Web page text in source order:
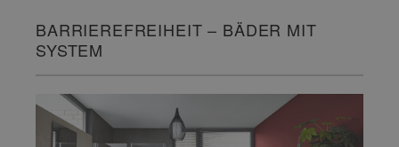
BARRIEREFREIHEIT – BÄDER MIT
SYSTEM